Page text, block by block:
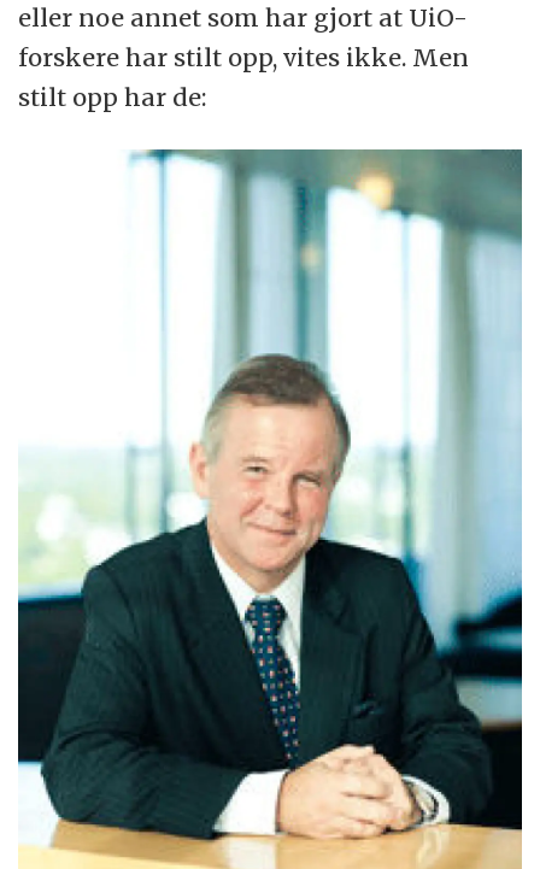
eller noe annet som har gjort at UiO-
forskere har stilt opp, vites ikke. Men
stilt opp har de: